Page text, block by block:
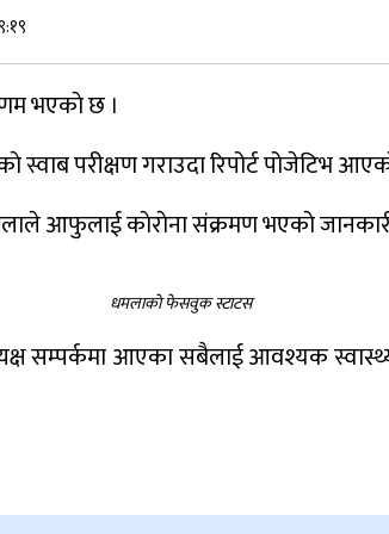
दिए
नृपध्वज
खारेजको
पाण्डेको
डाेल्पाकाे
भएकाे छ ।
परीक्षण गराउदा रिपोर्ट पोजेटिभ
आफुलाई काेराेना संक्रमण भएकाे
धमलाकाे फेसवुक स्टाटस
सम्पर्कमा आएका सबैलाई आवश्यक